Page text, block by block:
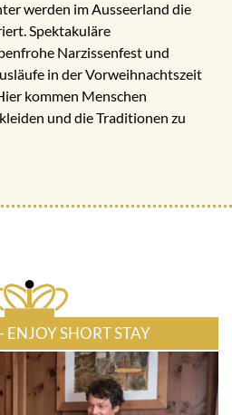
werden im Ausseerland die
Spektakuläre
Narzissenfest und
in der Vorweihnachtszeit
kommen Menschen
und die Traditionen zu
SHORT STAY